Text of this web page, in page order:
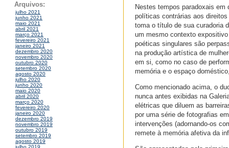
Arquivos:
julho 2021
junho 2021
maio 2021
abril 2021
março 2021
fevereiro 2021
janeiro 2021
dezembro 2020
novembro 2020
outubro 2020
setembro 2020
agosto 2020
julho 2020
junho 2020
maio 2020
abril 2020
março 2020
fevereiro 2020
janeiro 2020
dezembro 2019
novembro 2019
outubro 2019
setembro 2019
agosto 2019
Nestes tempos paradoxais
políticas contrárias aos
toma o título de sua curadoria
um mesmo contexto
poéticas singulares são
na produção artística de
em si, como no caso de
memória e o espaço
Como mencionado acima, o
nunca antes exibidas na
elétricas que diluem as
por uma série de fotografias
intervenções (adornando-os
remete à memória afetiva da